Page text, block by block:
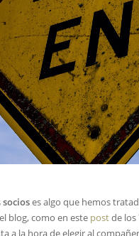
socioses algo que hemos
blog, como en este postde los
a la hora de elegir al